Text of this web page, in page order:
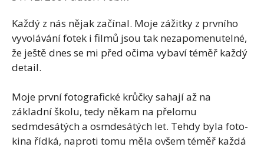
Každý z nás nějak začínal. Moje zážitky z prvního
vyvolávání fotek i filmů jsou tak nezapomenutelné,
že ještě dnes se mi před očima vybaví téměř každý
detail.
Moje první fotografické krůčky sahají až na
základní školu, tedy někam na přelomu
sedmdesátých a osmdesátých let. Tehdy byla foto-
kina řídká, naproti tomu měla ovšem téměř každá